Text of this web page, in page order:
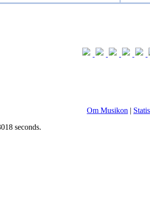
Om Musikon |
seconds.